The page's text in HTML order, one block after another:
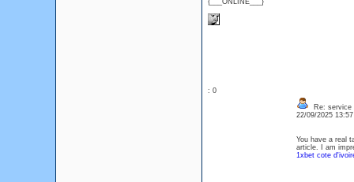
{___ONLINE___}
: 0
Re: service
22/09/2025
You have a real
article. I am
1xbet cote